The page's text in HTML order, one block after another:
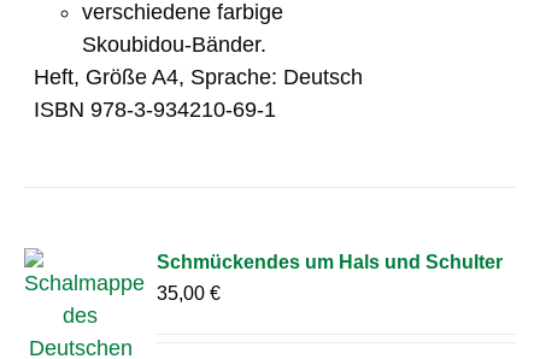
verschiedene farbige
Skoubidou-Bänder.
Heft, Größe A4, Sprache: Deutsch
ISBN 978-3-934210-69-1
Schmückendes um Hals und Schulter
35,00€